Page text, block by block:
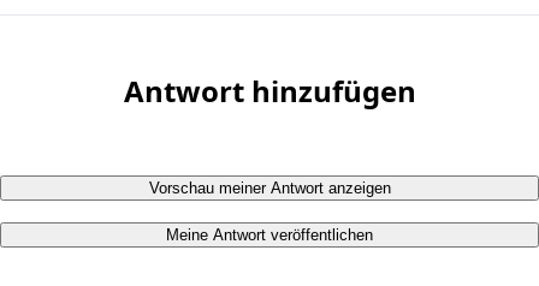
Antwort hinzufügen
Vorschau meiner Antwort anzeigen
Meine Antwort veröffentlichen